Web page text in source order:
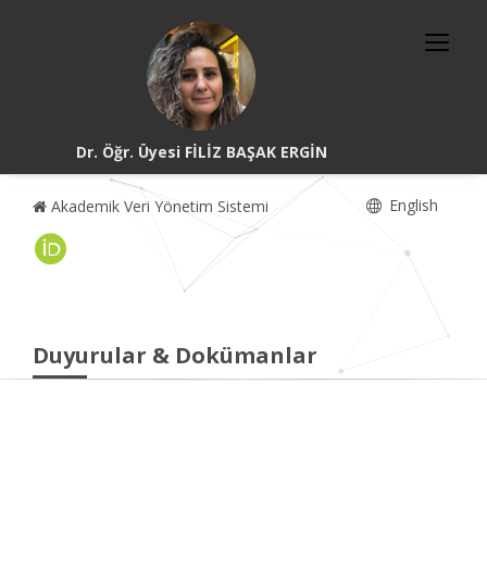
Dr. Öğr. Üyesi FİLİZ BAŞAK ERGİN
Akademik Veri Yönetim Sistemi English
Duyurular & Dokümanlar